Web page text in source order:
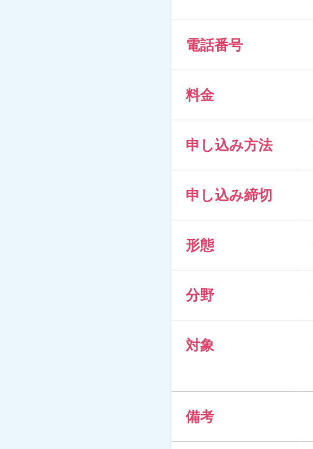
電話番号
料金
申し込み方法
申し込み締切
形態
分野
対象
備考